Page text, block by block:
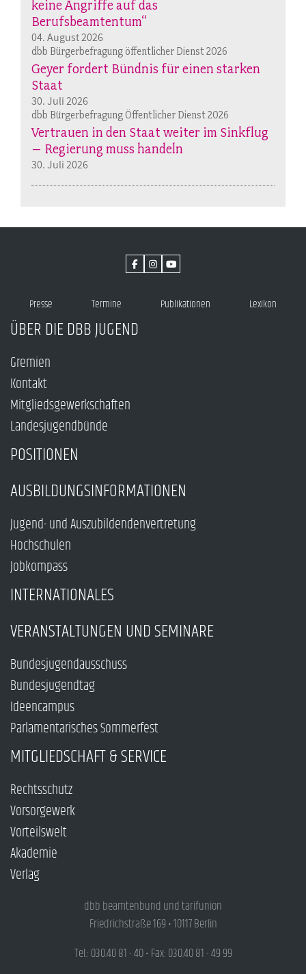
keine Angriffe auf das
Berufsbeamtentum“
04. August 2026
dbb Bürgerbefragung öffentlicher Dienst 2026
Geyer fordert Bündnis für einen starken
Staat
30. Juli 2026
dbb Bürgerbefragung Öffentlicher Dienst 2026
Vertrauen in den Staat weiter im Sinkflug
– Regierung muss handeln
30. Juli 2026
Presse Termine Publikationen Lexikon
ÜBER DIE DBB JUGEND
Gremien
Kontakt
Mitgliedsgewerkschaften
Landesjugendbünde
POSITIONEN
AUSBILDUNGSINFORMATIONEN
Jugend- und Auszubildendenvertretung
Hochschulen
Jobkompass
INTERNATIONALES
VERANSTALTUNGEN UND SEMINARE
Bundesjugendausschuss
Bundesjugendtag
Ideencampus
Parlamentarisches Sommerfest
MITGLIEDSCHAFT & SERVICE
Rechtsschutz
Vorsorgewerk
Vorteilswelt
Akademie
Verlag
dbb beamtenbund und tarifunion
Friedrichstraße 169 • 10117 Berlin
Tel.: 030.40 81 - 40 • Fax: 030.40 81 - 49 99